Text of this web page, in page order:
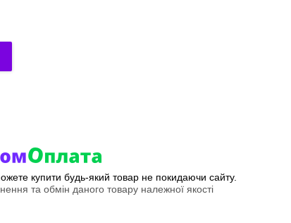
купити будь-який товар не покидаючи сайту.
та обмін даного товару належної якості